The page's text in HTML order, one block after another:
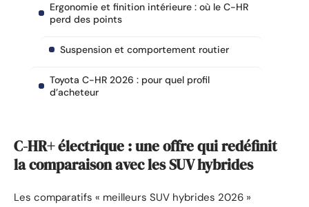
Ergonomie et finition intérieure : où le C-HR
perd des points
Suspension et comportement routier
Toyota C-HR 2026 : pour quel profil
d’acheteur
C-HR+ électrique : une offre qui redéfinit
la comparaison avec les SUV hybrides
Les comparatifs « meilleurs SUV hybrides 2026 »